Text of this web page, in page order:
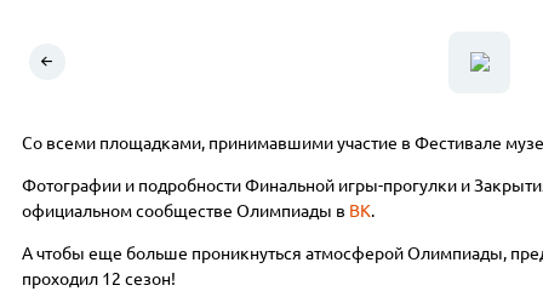
Со всеми площадками, принимавшими участие в Фестивале
Фотографии и подробности Финальной игры-прогулки и
официальном сообществе Олимпиады в ВК.
А чтобы еще больше проникнуться атмосферой Олимпиады,
проходил 12 сезон!